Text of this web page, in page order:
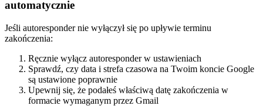
automatycznie
Jeśli autoresponder nie wyłączył się po upływie terminu
zakończenia:
Ręcznie wyłącz autoresponder w ustawieniach
Sprawdź, czy data i strefa czasowa na Twoim koncie Google
są ustawione poprawnie
Upewnij się, że podałeś właściwą datę zakończenia w
formacie wymaganym przez Gmail